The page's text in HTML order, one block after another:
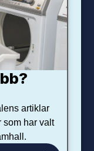
artiklar
som har valt